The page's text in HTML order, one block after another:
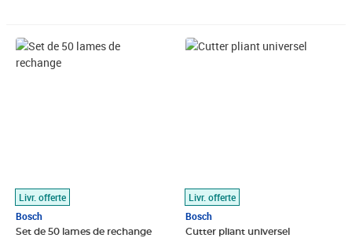
Livr. offerte
Bosch
Set de 50 lames de rechange
Prix barré 31,99€
Prix 29,77€
Livr. offerte
Bosch
Cutter pliant universel
Prix barré 31,99€
Prix 29,77€